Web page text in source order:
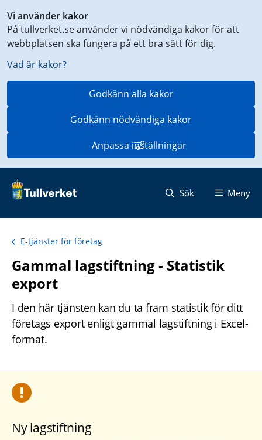
Vi använder kakor
På tullverket.se använder vi nödvändiga kakor för att
webbplatsen ska fungera på ett bra sätt för dig.
Vad är kakor?
Godkänn alla kakor
Godkänn nödvändiga kakor
Anpassa inställningar
till
innehåll
på
aktuell
Sök Meny
E-tjänster för företag
Gammal lagstiftning - Statistik
export
I den här tjänsten kan du ta fram statistik för ditt
företags export enligt gammal lagstiftning i Excel-
format.
Ny lagstiftning